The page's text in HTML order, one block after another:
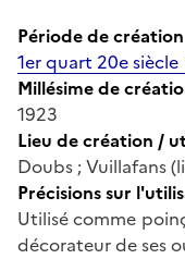
Période de création
1er quart 20e siècle
Millésime de
1923
Lieu de création /
Doubs ; Vuillafans
Précisions sur
Utilisé comme
décorateur de ses